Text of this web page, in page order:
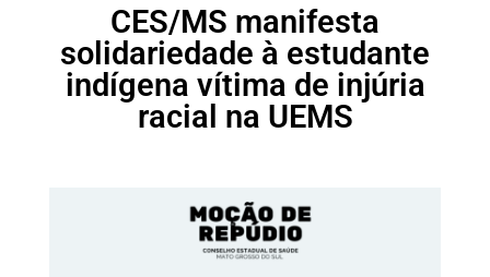
CES/MS manifesta
solidariedade à estudante
indígena vítima de injúria
racial na UEMS